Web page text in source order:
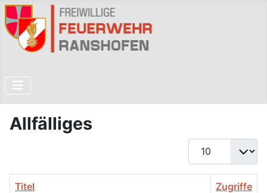
Allfälliges
Anzeige #
Titel Zugriffe